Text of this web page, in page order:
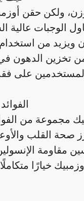
ولكن حقن
الوجبات عالية
ويزيد من
من تخزين الدهون
مجموعة من
صحة القلب
خيارًا